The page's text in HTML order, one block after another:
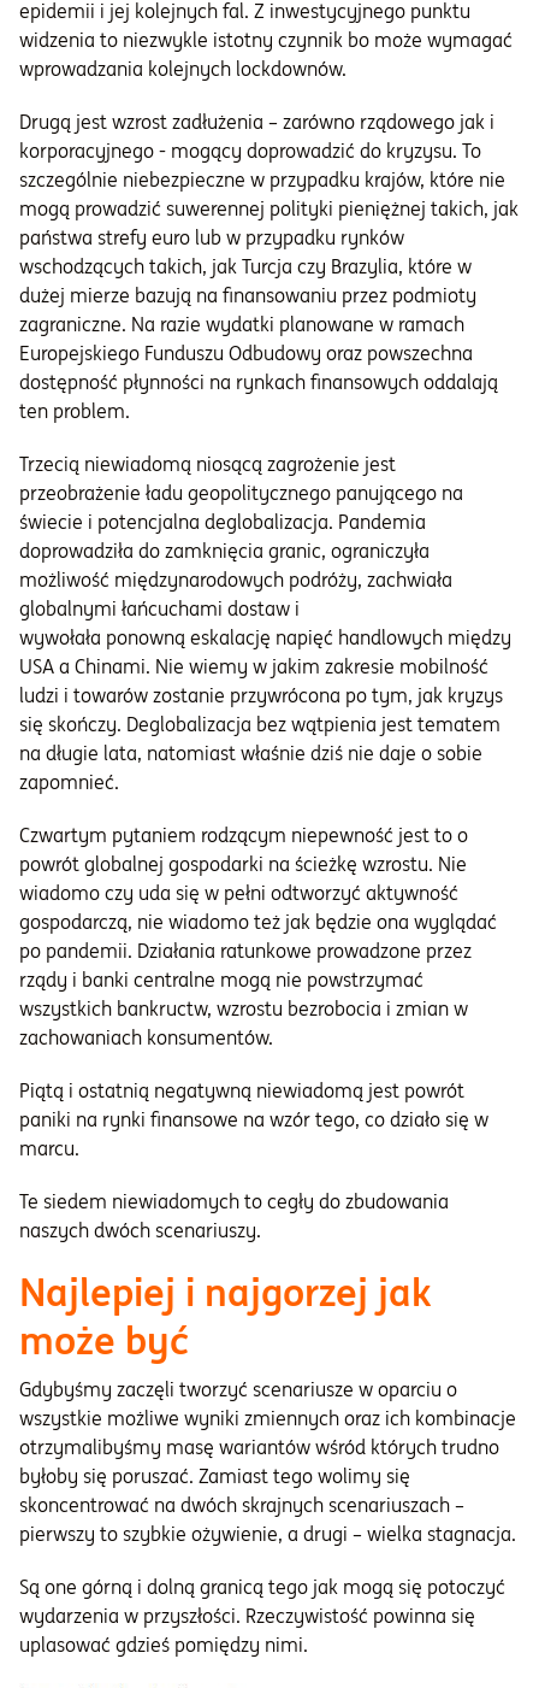
epidemii i jej kolejnych fal. Z inwestycyjnego punktu
widzenia to niezwykle istotny czynnik bo może wymagać
wprowadzania kolejnych lockdownów.
Drugą jest wzrost zadłużenia – zarówno rządowego jak i
korporacyjnego - mogący doprowadzić do kryzysu. To
szczególnie niebezpieczne w przypadku krajów, które nie
mogą prowadzić suwerennej polityki pieniężnej takich, jak
państwa strefy euro lub w przypadku rynków
wschodzących takich, jak Turcja czy Brazylia, które w
dużej mierze bazują na finansowaniu przez podmioty
zagraniczne. Na razie wydatki planowane w ramach
Europejskiego Funduszu Odbudowy oraz powszechna
dostępność płynności na rynkach finansowych oddalają
ten problem.
Trzecią niewiadomą niosącą zagrożenie jest
przeobrażenie ładu geopolitycznego panującego na
świecie i potencjalna deglobalizacja. Pandemia
doprowadziła do zamknięcia granic, ograniczyła
możliwość międzynarodowych podróży, zachwiała
globalnymi łańcuchami dostaw i
wywołała ponowną eskalację napięć handlowych między
USA a Chinami. Nie wiemy w jakim zakresie mobilność
ludzi i towarów zostanie przywrócona po tym, jak kryzys
się skończy. Deglobalizacja bez wątpienia jest tematem
na długie lata, natomiast właśnie dziś nie daje o sobie
zapomnieć.
Czwartym pytaniem rodzącym niepewność jest to o
powrót globalnej gospodarki na ścieżkę wzrostu. Nie
wiadomo czy uda się w pełni odtworzyć aktywność
gospodarczą, nie wiadomo też jak będzie ona wyglądać
po pandemii. Działania ratunkowe prowadzone przez
rządy i banki centralne mogą nie powstrzymać
wszystkich bankructw, wzrostu bezrobocia i zmian w
zachowaniach konsumentów.
Piątą i ostatnią negatywną niewiadomą jest powrót
paniki na rynki finansowe na wzór tego, co działo się w
marcu.
Te siedem niewiadomych to cegły do zbudowania
naszych dwóch scenariuszy.
Najlepiej i najgorzej jak
może być
Gdybyśmy zaczęli tworzyć scenariusze w oparciu o
wszystkie możliwe wyniki zmiennych oraz ich kombinacje
otrzymalibyśmy masę wariantów wśród których trudno
byłoby się poruszać. Zamiast tego wolimy się
skoncentrować na dwóch skrajnych scenariuszach –
pierwszy to szybkie ożywienie, a drugi – wielka stagnacja.
Są one górną i dolną granicą tego jak mogą się potoczyć
wydarzenia w przyszłości. Rzeczywistość powinna się
uplasować gdzieś pomiędzy nimi.